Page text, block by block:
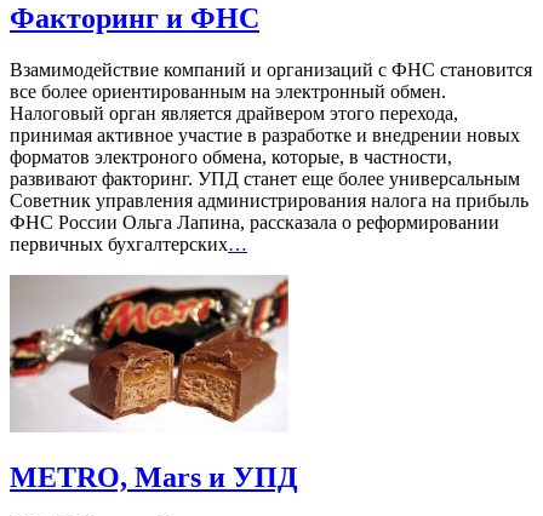
Факторинг и ФНС
Взамимодействие компаний и организаций с ФНС становится
все более ориентированным на электронный обмен.
Налоговый орган является драйвером этого перехода,
принимая активное участие в разработке и внедрении новых
форматов электроного обмена, которые, в частности,
развивают факторинг. УПД станет еще более универсальным
Советник управления администрирования налога на прибыль
ФНС России Ольга Лапина, рассказала о реформировании
первичных бухгалтерских…
METRO, Mars и УПД